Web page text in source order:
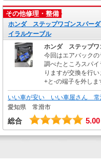
その他修理・整備
ホンダ ステップワゴンスパ
イラルケーブル
ホンダ ステップワ
今回はエアバック
調べたところスパ
りますが交換を行
+と-の端子を外しま
いい車が安い いい車屋さん
愛知県 常滑市
総合 5.00